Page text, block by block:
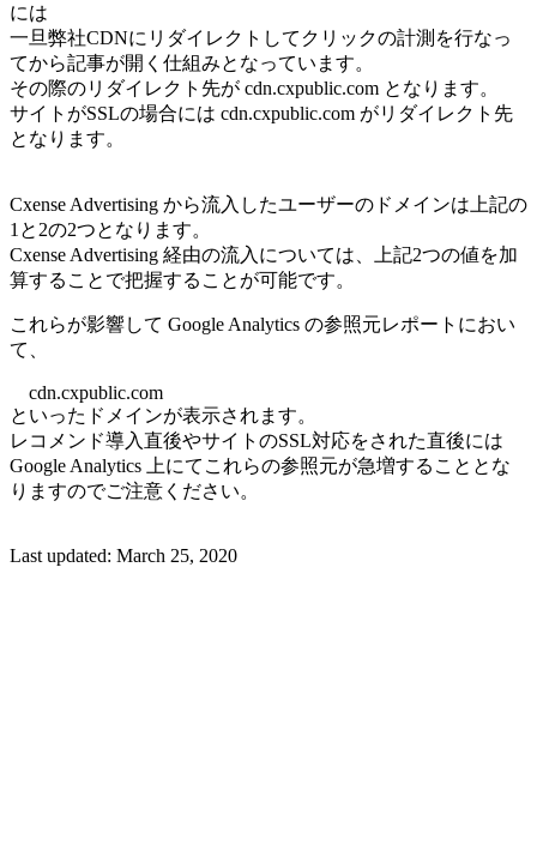
には
一旦弊社CDNにリダイレクトしてクリックの計測を行なっ
てから記事が開く仕組みとなっています。
その際のリダイレクト先が cdn.cxpublic.com となります。
サイトがSSLの場合には cdn.cxpublic.com がリダイレクト先
となります。
Cxense Advertising から流入したユーザーのドメインは上記の
1と2の2つとなります。
Cxense Advertising 経由の流入については、
上記2つの値を加
算することで把握することが可能です。
これらが影響して Google Analytics の参照元レポートにおい
て、
cdn.cxpublic.com
といったドメインが表示されます。
レコメンド導入直後やサイトのSSL対応をされた直後には
Google Analytics 上にてこれらの参照元が急増することとな
りますのでご注意ください。
Last updated: March 25, 2020